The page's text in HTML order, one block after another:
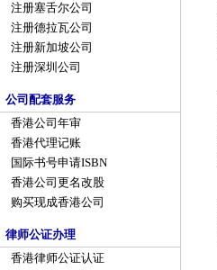
注册塞舌尔公司
注册德拉瓦公司
注册新加坡公司
注册深圳公司
公司配套服务
香港公司年审
香港代理记账
国际书号申请ISBN
香港公司更名改股
购买现成香港公司
律师公证办理
香港律师公证认证